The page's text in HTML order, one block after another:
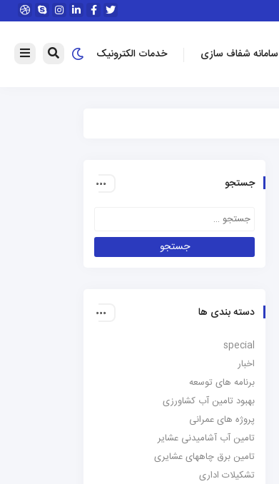
سامانه شفاف سازی خدمات الکترونیک
جستجو
دسته بندی ها
special
اخبار
برنامه های توسعه
بهبود تامین آب کشاورزی
پروژه های عمرانی
تامین آب آشامیدنی عشایر
تامین برق چاههای عشایری
تشکیلات اداری